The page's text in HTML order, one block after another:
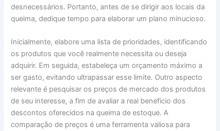
desnecessários. Portanto, antes de se dirigir aos locais da
queima, dedique tempo para elaborar um plano minucioso.
Inicialmente, elabore uma lista de prioridades, identificando
os produtos que você realmente necessita ou deseja
adquirir. Em seguida, estabeleça um orçamento máximo a
ser gasto, evitando ultrapassar esse limite. Outro aspecto
relevante é pesquisar os preços de mercado dos produtos
de seu interesse, a fim de avaliar a real benefício dos
descontos oferecidos na queima de estoque. A
comparação de preços é uma ferramenta valiosa para